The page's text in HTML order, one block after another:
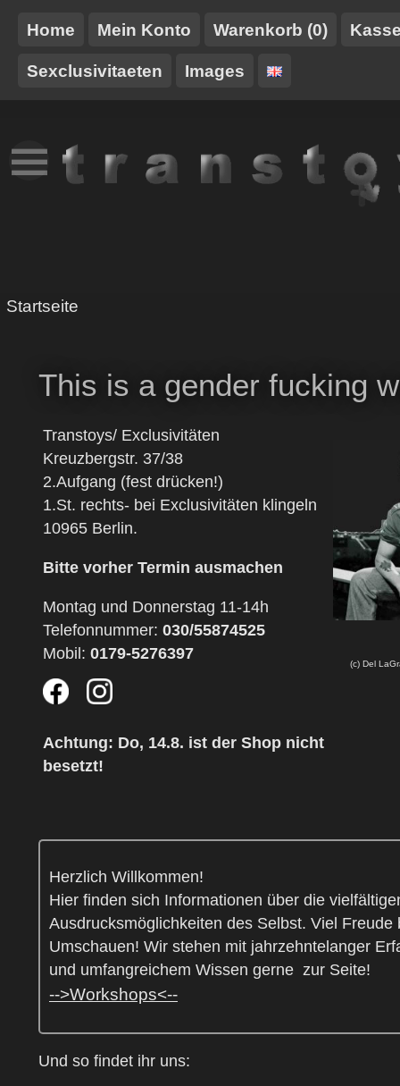
Home Mein Konto Warenkorb (0)
Sexclusivitaeten Images
NEUES
TT-
TRANSTOY
GURTE/HARNESSE
Startseite
This is a gender fucking
Transtoys/ Exclusivitäten
Kreuzbergstr. 37/38
2.Aufgang (fest drücken!)
1.St. rechts- bei Exclusivitäten klingeln
10965 Berlin.
Bitte vorher Termin ausmachen
Montag und Donnerstag 11-14h
Telefonnummer: 030/55874525
Mobil: 0179-5276397
Achtung: Do, 14.8. ist der Shop nicht
besetzt!
(c) Del
Herzlich Willkommen!
Hier finden sich Informationen über die
Ausdrucksmöglichkeiten des Selbst. Viel Freude
Umschauen! Wir stehen mit jahrzehntelanger
und umfangreichem Wissen gerne zur Seite!
-->Workshops<--
Und so findet ihr uns: